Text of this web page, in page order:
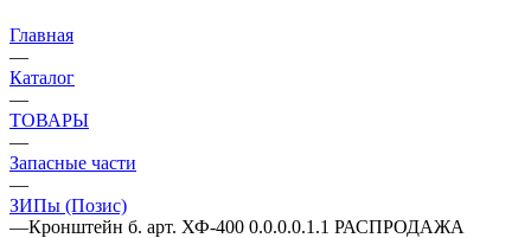
Главная
—
Каталог
—
ТОВАРЫ
—
Запасные части
—
ЗИПы (Позис)
—Кронштейн б. арт. ХФ-400 0.0.0.0.1.1 РАСПРОДАЖА